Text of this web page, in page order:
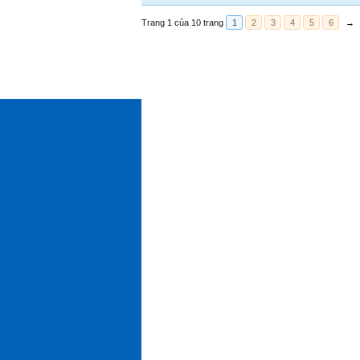
Trang 1 của 10 trang 1 2 3 4 5 6 →